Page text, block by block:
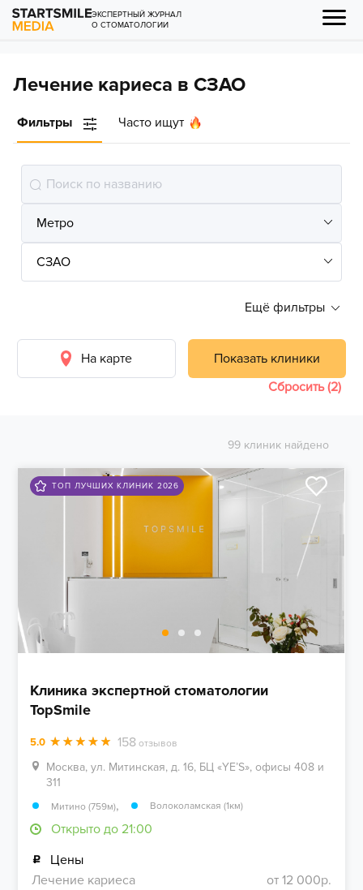
ЭКСПЕРТНЫЙ ЖУРНАЛ
О СТОМАТОЛОГИИ
Лечение кариеса в СЗАО
Фильтры Часто ищут
Ещё фильтры
На карте
Показать клиники
Сбросить (2)
99 клиник найдено
ТОП ЛУЧШИХ КЛИНИК 2026
Клиника экспертной стоматологии
TopSmile
5.0 158 отзывов
Москва, ул. Митинская, д. 16, БЦ «YE’S», офисы 408 и
311
Митино (759м), Волоколамская (1км)
Открыто до 21:00
Цены
Лечение кариеса
от 12 000р.